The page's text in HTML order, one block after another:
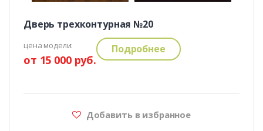
Дверь трехконтурная №20
цена модели:
от 15 000 руб.
Подробнее
Добавить в избранное